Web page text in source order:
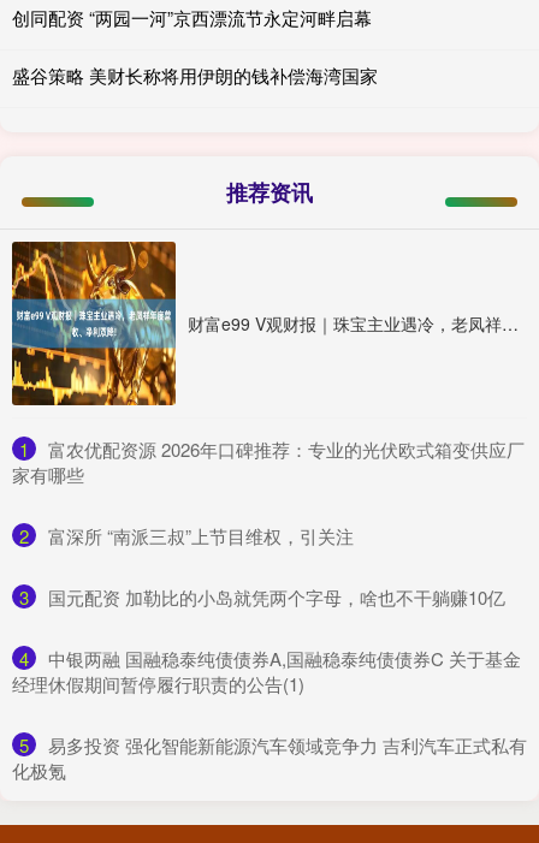
创同配资 “两园一河”京西漂流节永定河畔启幕
盛谷策略 美财长称将用伊朗的钱补偿海湾国家
推荐资讯
财富e99 V观财报｜珠宝主业遇冷，老凤祥年度营收、净利双降!
1
​富农优配资源 2026年口碑推荐：专业的光伏欧式箱变供应厂
家有哪些
2 ​富深所 “南派三叔”上节目维权，引关注
3 ​国元配资 加勒比的小岛就凭两个字母，啥也不干躺赚10亿
4
​中银两融 国融稳泰纯债债券A,国融稳泰纯债债券C 关于基金
经理休假期间暂停履行职责的公告(1)
5
​易多投资 强化智能新能源汽车领域竞争力 吉利汽车正式私有
化极氪